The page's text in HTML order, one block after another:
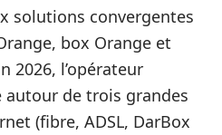
solutions convergentes
box Orange et
2026, l’opérateur
de trois grandes
(fibre, ADSL, DarBox